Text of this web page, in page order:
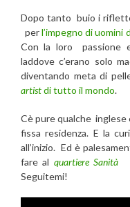
Dopo tanto buio i
perl’impegno di uomini
Con la loro passione
laddove c’erano solo
diventando meta di
artistdi tutto il mondo.
Cè pure qualche
fissa residenza. E la
all’inizio. Ed è
fare al quartiere Sanità
Seguitemi!